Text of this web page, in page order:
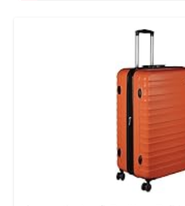
IT製品の技術・比較・事例
製造業のIT導入・活用を支援
エレクトロニクス専門サイト